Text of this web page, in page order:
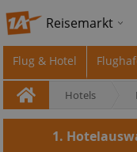
Reisemarkt
Flug & Hotel
Hotels
1.